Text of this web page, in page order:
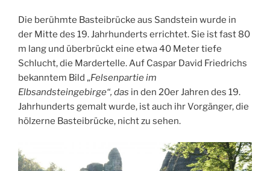
Die berühmte Basteibrücke aus Sandstein wurde in
der Mitte des 19. Jahrhunderts errichtet. Sie ist fast 80
m lang und überbrückt eine etwa 40 Meter tiefe
Schlucht, die Mardertelle. Auf Caspar David Friedrichs
bekanntem Bild „Felsenpartie im
Elbsandsteingebirge“, das in den 20er Jahren des 19.
Jahrhunderts gemalt wurde, ist auch ihr Vorgänger, die
hölzerne Basteibrücke, nicht zu sehen.